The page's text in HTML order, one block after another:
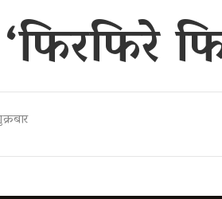
‘फिरफिरे